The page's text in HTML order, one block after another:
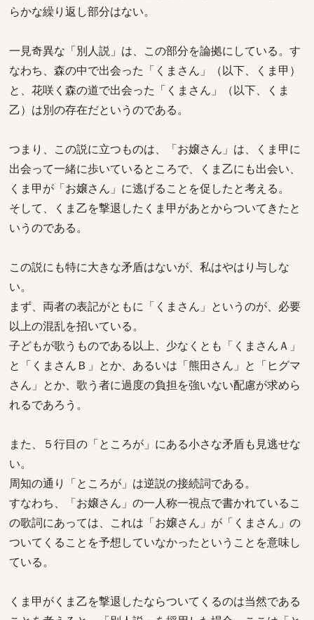
らかな繰り返し部分はない。
一見奇異な「別人説」は、この部分を論拠にしている。す
なわち、森の中で出会った「くまさん」（以下、くま甲）
と、花咲く森の道で出会った「くまさん」（以下、くま
乙）は別の存在だというのである。
つまり、この説に立つものは、「お嬢さん」は、くま甲に
出会って一緒に歩いているところで、くま乙にも出会い、
くま甲が「お嬢さん」に逃げることを促したと考える。
そして、くま乙を撃退したくま甲があとからついてきたと
いうのである。
この説にも特に大きな矛盾はないが、私はやはり与しな
い。
まず、両者の表記がともに「くまさん」というのが、必要
以上の混乱を招いている。
子どもが歌うものである以上、少なくとも「くまさんＡ」
と「くまさんＢ」とか、あるいは「熊田さん」と「ヒグマ
さん」とか、歌う者に過度の負担を強いない配慮が求めら
れるであろう。
また、５行目の「ところが」にある小さな矛盾も見逃せな
い。
周知の通り「ところが」は逆説の接続詞である。
すなわち、「お嬢さん」の一人称一視点で書かれているこ
の歌詞にあっては、これは「お嬢さん」が「くまさん」の
ついてくることを予想していなかったということを意味し
ている。
くま甲がくま乙を撃退したならついてくるのは当然である